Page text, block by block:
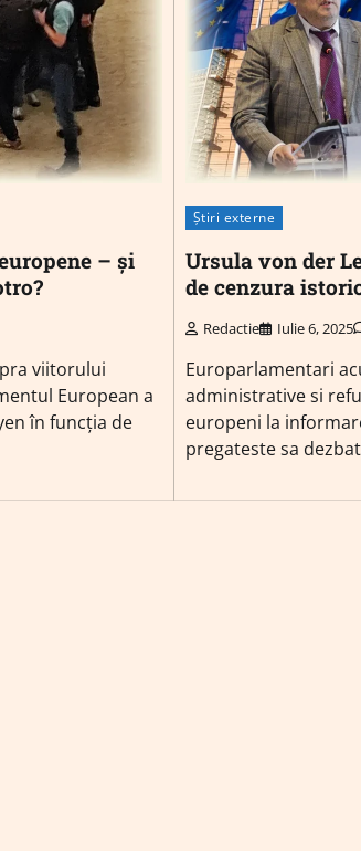
– și
viitorului
European a
în funcția de
Știri externe
Ursula von der
de cenzura
Redactie Iulie 6, 2025
Europarlamentari
administrative si
europeni la
pregateste sa